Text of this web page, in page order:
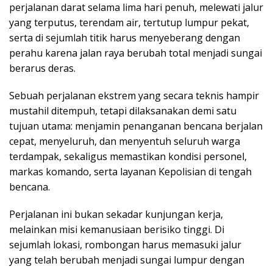
perjalanan darat selama lima hari penuh, melewati jalur
yang terputus, terendam air, tertutup lumpur pekat,
serta di sejumlah titik harus menyeberang dengan
perahu karena jalan raya berubah total menjadi sungai
berarus deras.
Sebuah perjalanan ekstrem yang secara teknis hampir
mustahil ditempuh, tetapi dilaksanakan demi satu
tujuan utama: menjamin penanganan bencana berjalan
cepat, menyeluruh, dan menyentuh seluruh warga
terdampak, sekaligus memastikan kondisi personel,
markas komando, serta layanan Kepolisian di tengah
bencana.
Perjalanan ini bukan sekadar kunjungan kerja,
melainkan misi kemanusiaan berisiko tinggi. Di
sejumlah lokasi, rombongan harus memasuki jalur
yang telah berubah menjadi sungai lumpur dengan